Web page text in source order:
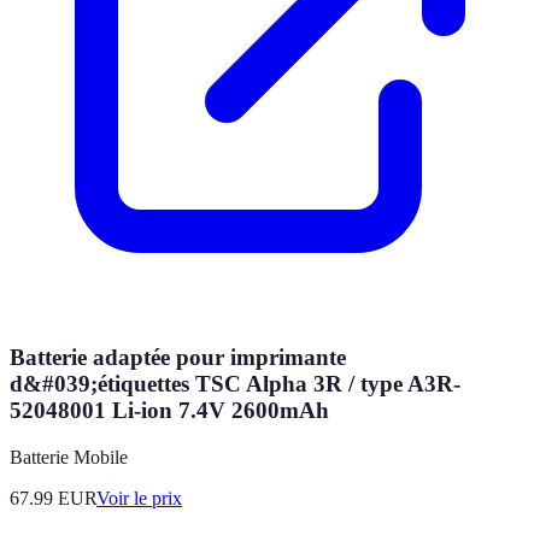
Batterie adaptée pour imprimante
d&#039;étiquettes TSC Alpha 3R / type A3R-
52048001 Li-ion 7.4V 2600mAh
Batterie Mobile
67.99 EURVoir le prix